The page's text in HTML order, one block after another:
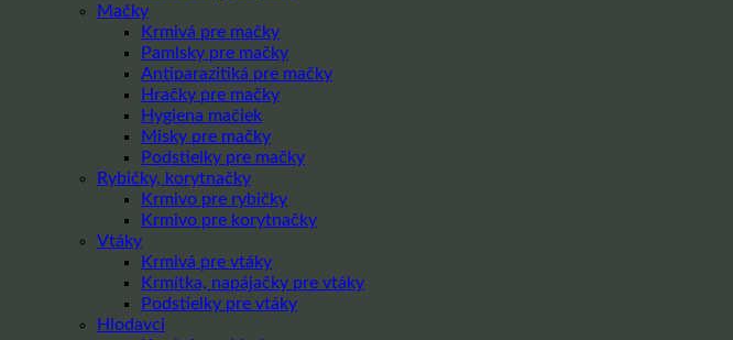
Mačky
Krmivá pre mačky
Pamlsky pre mačky
Antiparazitiká pre mačky
Hračky pre mačky
Hygiena mačiek
Misky pre mačky
Podstielky pre mačky
Rybičky, korytnačky
Krmivo pre rybičky
Krmivo pre korytnačky
Vtáky
Krmivá pre vtáky
Krmítka, napájačky pre vtáky
Podstielky pre vtáky
Hlodavci